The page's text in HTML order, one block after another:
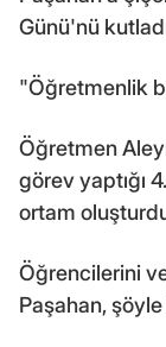
Günü'nü
"Öğretmenlik
Öğretmen
görev yaptığı
ortam
Öğrencilerini
Paşahan,